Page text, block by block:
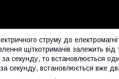
струму до
щіткотримачів залежить
секунду, то встановлюється
секунду, встановлюється вже